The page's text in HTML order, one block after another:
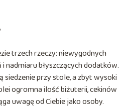
trzech rzeczy: niewygodnych
nadmiaru błyszczących dodatków.
siedzenie przy stole, a zbyt wysoki
ogromna ilość biżuterii, cekinów
uwagę od Ciebie jako osoby.